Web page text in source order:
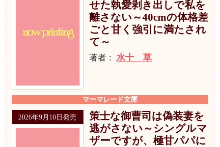
せた執愛剥き出しで私を
離さない～40cmの体格差
ごと甘く強引に満たされ
て～
著者： 水十 草
マーマレード文庫
2026年9月10日発売
策士な御曹司は偽装妻を
逃がさない～シングルマ
ザーですが、極甘パパに